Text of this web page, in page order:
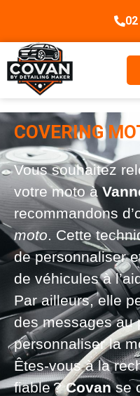
COVERING
Vous souhaitez
votre moto à
recommandons
moto. Cette
de personnaliser
de véhicules à
Par ailleurs, elle
des messages au
personnaliser la
Êtes-vous à la
fiable ?Covanse